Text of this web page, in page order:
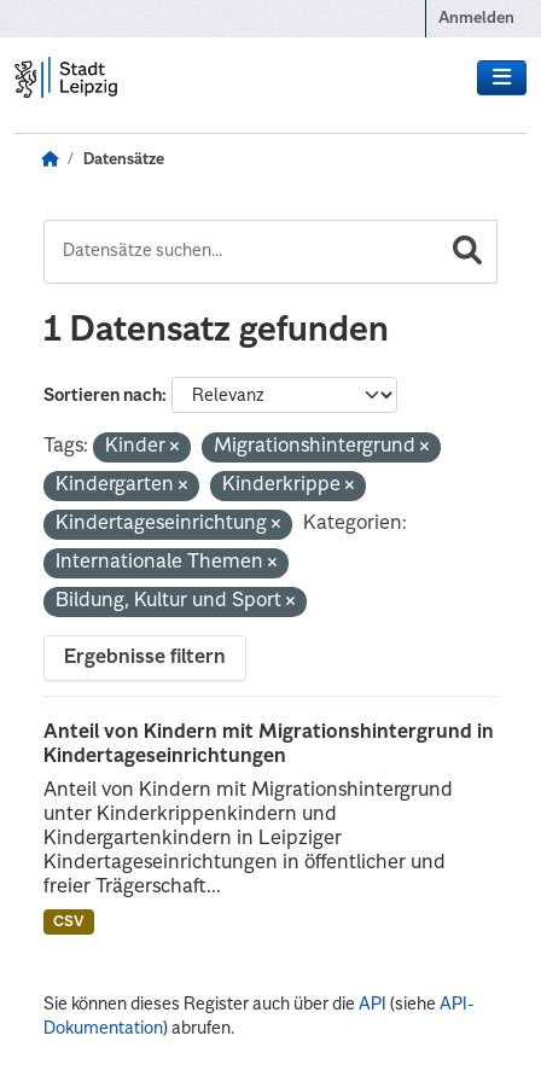
Anmelden
Datensätze
1 Datensatz gefunden
Sortieren nach
Tags: Kinder
Migrationshintergrund
Kindergarten
Kinderkrippe
Kindertageseinrichtung
Kategorien:
Internationale Themen
Bildung, Kultur und Sport
Ergebnisse filtern
Anteil von Kindern mit Migrationshintergrund in
Kindertageseinrichtungen
Anteil von Kindern mit Migrationshintergrund
unter Kinderkrippenkindern und
Kindergartenkindern in Leipziger
Kindertageseinrichtungen in öffentlicher und
freier Trägerschaft...
CSV
Sie können dieses Register auch über dieAPI (sieheAPI-
Dokumentation) abrufen.